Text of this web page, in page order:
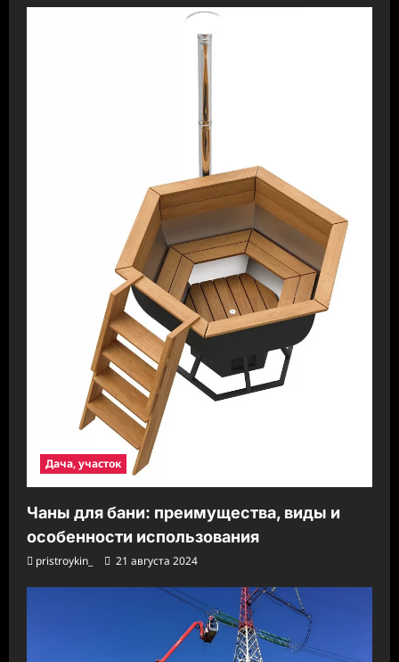
Дача, участок
Чаны для бани: преимущества, виды и
особенности использования
pristroykin_ 21 августа 2024